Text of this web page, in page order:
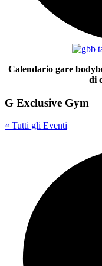
Calendario gare
di
G Exclusive Gym
« Tutti gli Eventi